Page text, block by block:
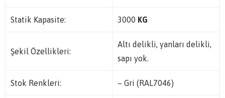
Statik Kapasite: 3000 KG
Şekil Özellikleri:
Altı delikli, yanları delikli,
sapı yok.
Stok Renkleri: – Gri (RAL7046)